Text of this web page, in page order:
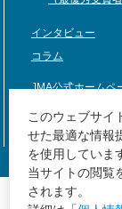
このウェブサイ
せた最適な情報
を使用していま
当サイトの閲覧
されます。
インタビュー
コラム
JMA公式ホームペ
サイトマップ
JMA公式ホームペー
サイトマップ